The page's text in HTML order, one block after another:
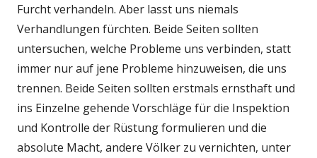
Furcht verhandeln. Aber lasst uns niemals
Verhandlungen fürchten. Beide Seiten sollten
untersuchen, welche Probleme uns verbinden, statt
immer nur auf jene Probleme hinzuweisen, die uns
trennen. Beide Seiten sollten erstmals ernsthaft und
ins Einzelne gehende Vorschläge für die Inspektion
und Kontrolle der Rüstung formulieren und die
absolute Macht, andere Völker zu vernichten, unter